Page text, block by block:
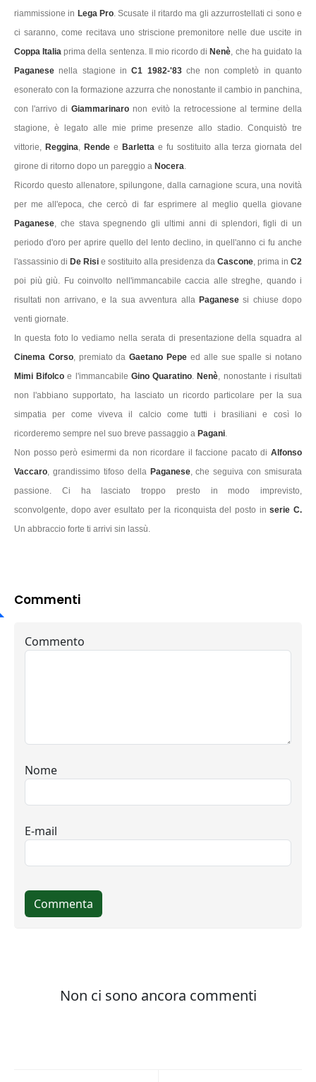
riammissione in Lega Pro. Scusate il ritardo ma gli azzurrostellati ci sono e
ci saranno, come recitava uno striscione premonitore nelle due uscite in
Coppa Italiaprima della sentenza. Il mio ricordo di Nenè, che ha guidato la
Paganesenella stagione inC1 1982-'83 che non completò in quanto
esonerato con la formazione azzurra che nonostante il cambio in panchina,
con l'arrivo diGiammarinaro non evitò la retrocessione al termine della
stagione, è legato alle mie prime presenze allo stadio. Conquistò tre
vittorie, Reggina, Rende e Barletta e fu sostituito alla terza giornata del
girone di ritorno dopo un pareggio a Nocera.
Ricordo questo allenatore, spilungone, dalla carnagione scura, una novità
per me all'epoca, che cercò di far esprimere al meglio quella giovane
Paganese, che stava spegnendo gli ultimi anni di splendori, figli di un
periodo d'oro per aprire quello del lento declino, in quell'anno ci fu anche
l'assassinio di De Risi e sostituito alla presidenza da Cascone, prima in C2
poi più giù. Fu coinvolto nell'immancabile caccia alle streghe, quando i
risultati non arrivano, e la sua avventura alla Paganesesi chiuse dopo
venti giornate.
In questa foto lo vediamo nella serata di presentazione della squadra al
Cinema Corso, premiato daGaetano Pepe ed alle sue spalle si notano
Mimi Bifolcoe l'immancabile Gino Quaratino. Nenè, nonostante i risultati
non l'abbiano supportato, ha lasciato un ricordo particolare per la sua
simpatia per come viveva il calcio come tutti i brasiliani e così lo
ricorderemo sempre nel suo breve passaggio a Pagani.
Non posso però esimermi da non ricordare il faccione pacato di Alfonso
Vaccaro, grandissimo tifoso della Paganese, che seguiva con smisurata
passione. Ci ha lasciato troppo presto in modo imprevisto,
sconvolgente, dopo aver esultato per la riconquista del posto inserie C.
Un abbraccio forte ti arrivi sin lassù.
Commenti